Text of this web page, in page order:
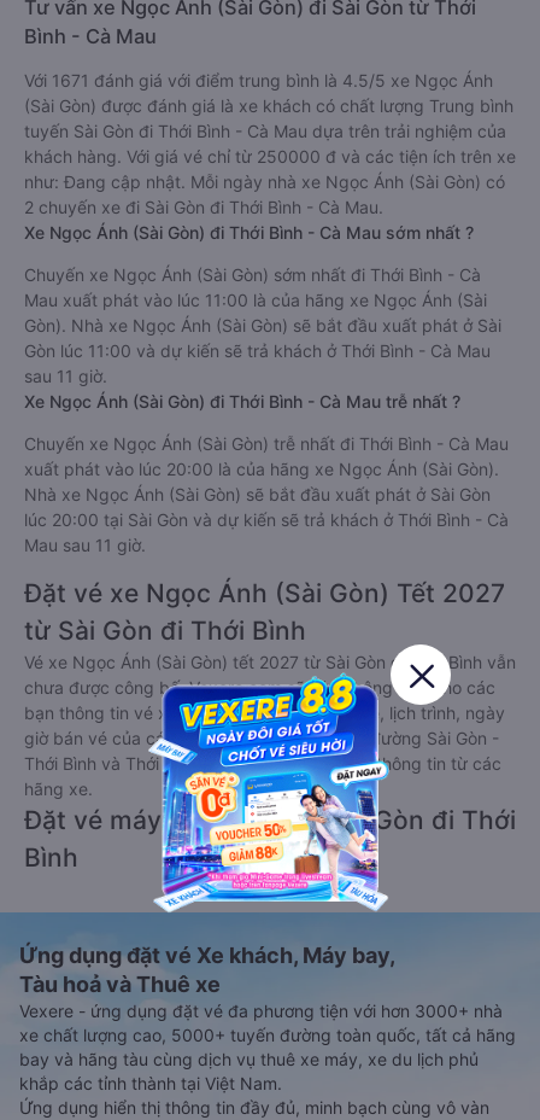
Tư vấn xe Ngọc Ánh (Sài Gòn) đi Sài Gòn từ Thới
Bình - Cà Mau
Với 1671 đánh giá với điểm trung bình là 4.5/5 xe Ngọc Ánh
(Sài Gòn) được đánh giá là xe khách có chất lượng Trung bình
tuyến Sài Gòn đi Thới Bình - Cà Mau dựa trên trải nghiệm của
khách hàng. Với giá vé chỉ từ 250000 đ và các tiện ích trên xe
như: Đang cập nhật. Mỗi ngày nhà xe Ngọc Ánh (Sài Gòn) có
2 chuyến xe đi Sài Gòn đi Thới Bình - Cà Mau.
Xe Ngọc Ánh (Sài Gòn) đi Thới Bình - Cà Mau sớm nhất ?
Chuyến xe Ngọc Ánh (Sài Gòn) sớm nhất đi Thới Bình - Cà
Mau xuất phát vào lúc 11:00 là của hãng xe Ngọc Ánh (Sài
Gòn). Nhà xe Ngọc Ánh (Sài Gòn) sẽ bắt đầu xuất phát ở Sài
Gòn lúc 11:00 và dự kiến sẽ trả khách ở Thới Bình - Cà Mau
sau 11 giờ.
Xe Ngọc Ánh (Sài Gòn) đi Thới Bình - Cà Mau trễ nhất ?
Chuyến xe Ngọc Ánh (Sài Gòn) trễ nhất đi Thới Bình - Cà Mau
xuất phát vào lúc 20:00 là của hãng xe Ngọc Ánh (Sài Gòn).
Nhà xe Ngọc Ánh (Sài Gòn) sẽ bắt đầu xuất phát ở Sài Gòn
lúc 20:00 tại Sài Gòn và dự kiến sẽ trả khách ở Thới Bình - Cà
Mau sau 11 giờ.
Đặt vé xe Ngọc Ánh (Sài Gòn) Tết 2027
từ Sài Gòn đi Thới Bình
Vé xe Ngọc Ánh (Sài Gòn) tết 2027 từ Sài Gòn đi Thới Bình vẫn
chưa được công bố. Vexere.com sẽ sớm thông báo cho các
bạn thông tin vé xe Tết 2027 bao gồm giá vé, lịch trình, ngày
giờ bán vé của các hãng xe khách đi tuyến đường Sài Gòn -
Thới Bình và Thới Bình - Sài Gòn ngay khi có thông tin từ các
hãng xe.
Đặt vé máy bay giá rẻ từ Sài Gòn đi Thới
Bình
Ứng dụng đặt vé Xe khách, Máy bay,
Tàu hoả và Thuê xe
Vexere - ứng dụng đặt vé đa phương tiện với hơn 3000+ nhà
xe chất lượng cao, 5000+ tuyến đường toàn quốc, tất cả hãng
bay và hãng tàu cùng dịch vụ thuê xe máy, xe du lịch phủ
khắp các tỉnh thành tại Việt Nam.
Ứng dụng hiển thị thông tin đầy đủ, minh bạch cùng vô vàn